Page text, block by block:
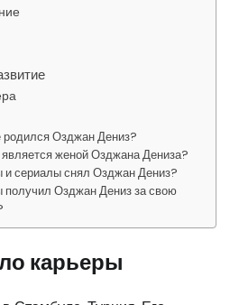
родился Озджан Дениз?
является женой Озджана Дениза?
сериалы снял Озджан Дениз?
получил Озджан Дениз за свою
карьеры